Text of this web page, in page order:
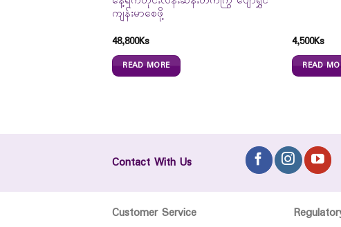
ကျန်းမာစေဖို့
48,800Ks
READ MORE
4,500Ks
READ
Contact With Us
Customer Service